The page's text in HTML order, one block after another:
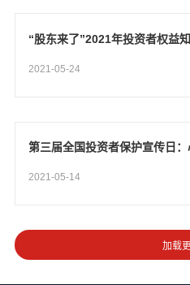
“股东来了”2021年投资者权益
2021-05-24
第三届全国投资者保护宣传日
2021-05-14